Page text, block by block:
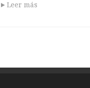
Leer más